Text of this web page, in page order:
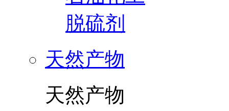
脱硫剂
天然产物
天然产物